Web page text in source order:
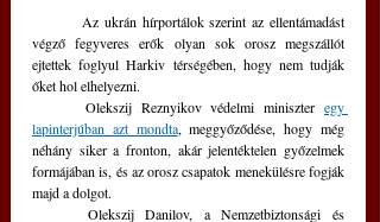
végző fegyveres erők olyan sok orosz megszállót
ejtettek foglyul Harkiv térségében, hogy nem tudják
őket hol elhelyezni.
	Olekszij Reznyikov védelmi miniszter
egy
lapinterjúban azt mondta, meggyőződése, hogy még
néhány siker a fronton, akár jelentéktelen győzelmek
formájában is, és az orosz csapatok menekülésre fogják
majd a dolgot.